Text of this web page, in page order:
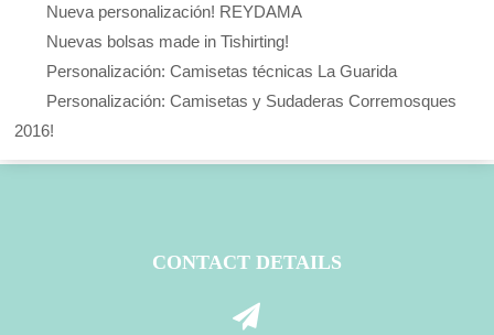
Nueva personalización! REYDAMA
Nuevas bolsas made in Tishirting!
Personalización: Camisetas técnicas La Guarida
Personalización: Camisetas y Sudaderas Corremosques
2016!
CONTACT DETAILS